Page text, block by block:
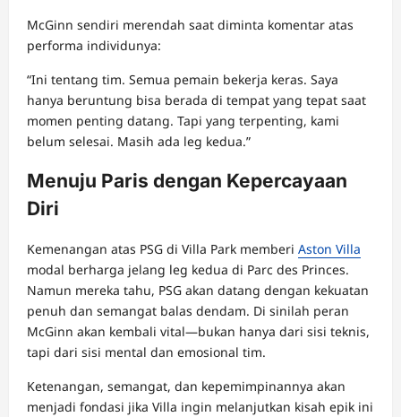
McGinn sendiri merendah saat diminta komentar atas
performa individunya:
“Ini tentang tim. Semua pemain bekerja keras. Saya
hanya beruntung bisa berada di tempat yang tepat saat
momen penting datang. Tapi yang terpenting, kami
belum selesai. Masih ada leg kedua.”
Menuju Paris dengan Kepercayaan
Diri
Kemenangan atas PSG di Villa Park memberi Aston Villa
modal berharga jelang leg kedua di Parc des Princes.
Namun mereka tahu, PSG akan datang dengan kekuatan
penuh dan semangat balas dendam. Di sinilah peran
McGinn akan kembali vital—bukan hanya dari sisi teknis,
tapi dari sisi mental dan emosional tim.
Ketenangan, semangat, dan kepemimpinannya akan
menjadi fondasi jika Villa ingin melanjutkan kisah epik ini